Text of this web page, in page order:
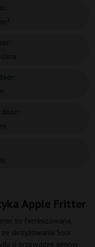
Apple Fritter
to feminizowana,
skrzyżowania Sour
o przewadze genów